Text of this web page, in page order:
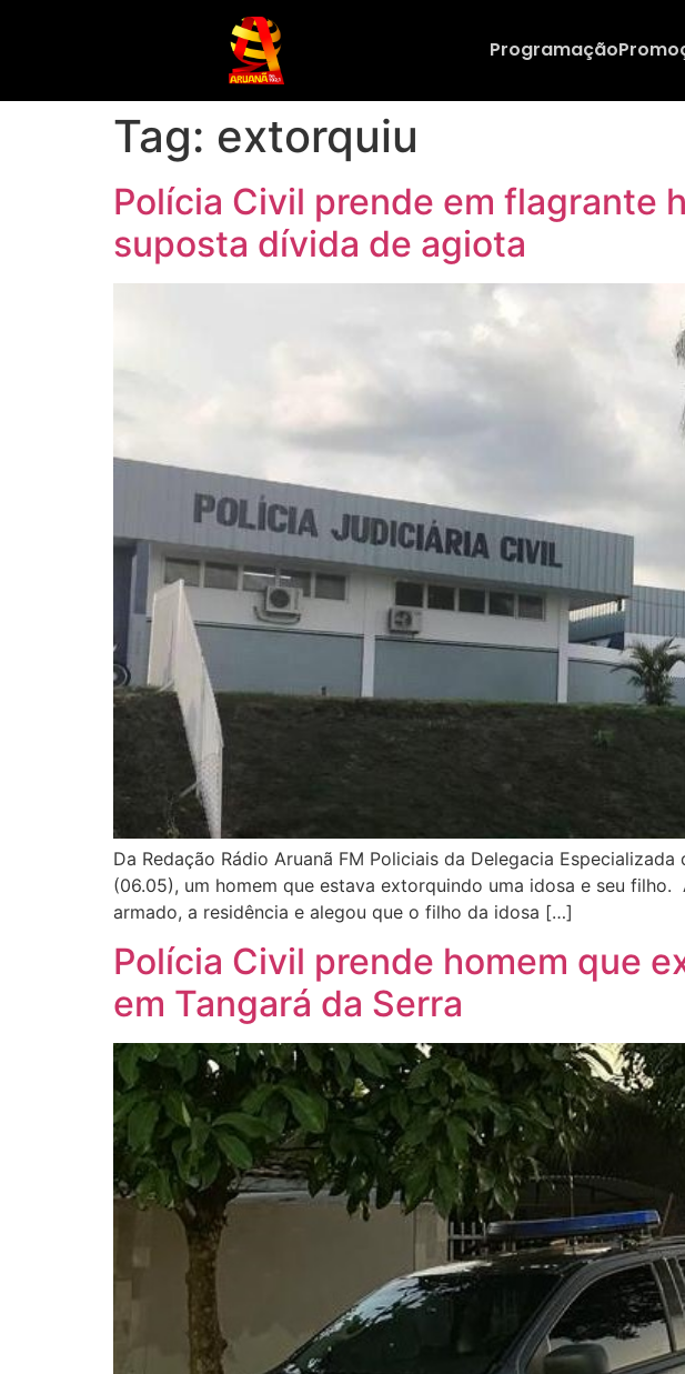
Programação
Tag: extorquiu
Polícia Civil prende em flagrante
suposta dívida de agiota
Da Redação Rádio Aruanã FM Policiais da Delegacia
(06.05), um homem que estava extorquindo uma idosa e seu
armado, a residência e alegou que o filho da idosa […]
Polícia Civil prende homem que
em Tangará da Serra